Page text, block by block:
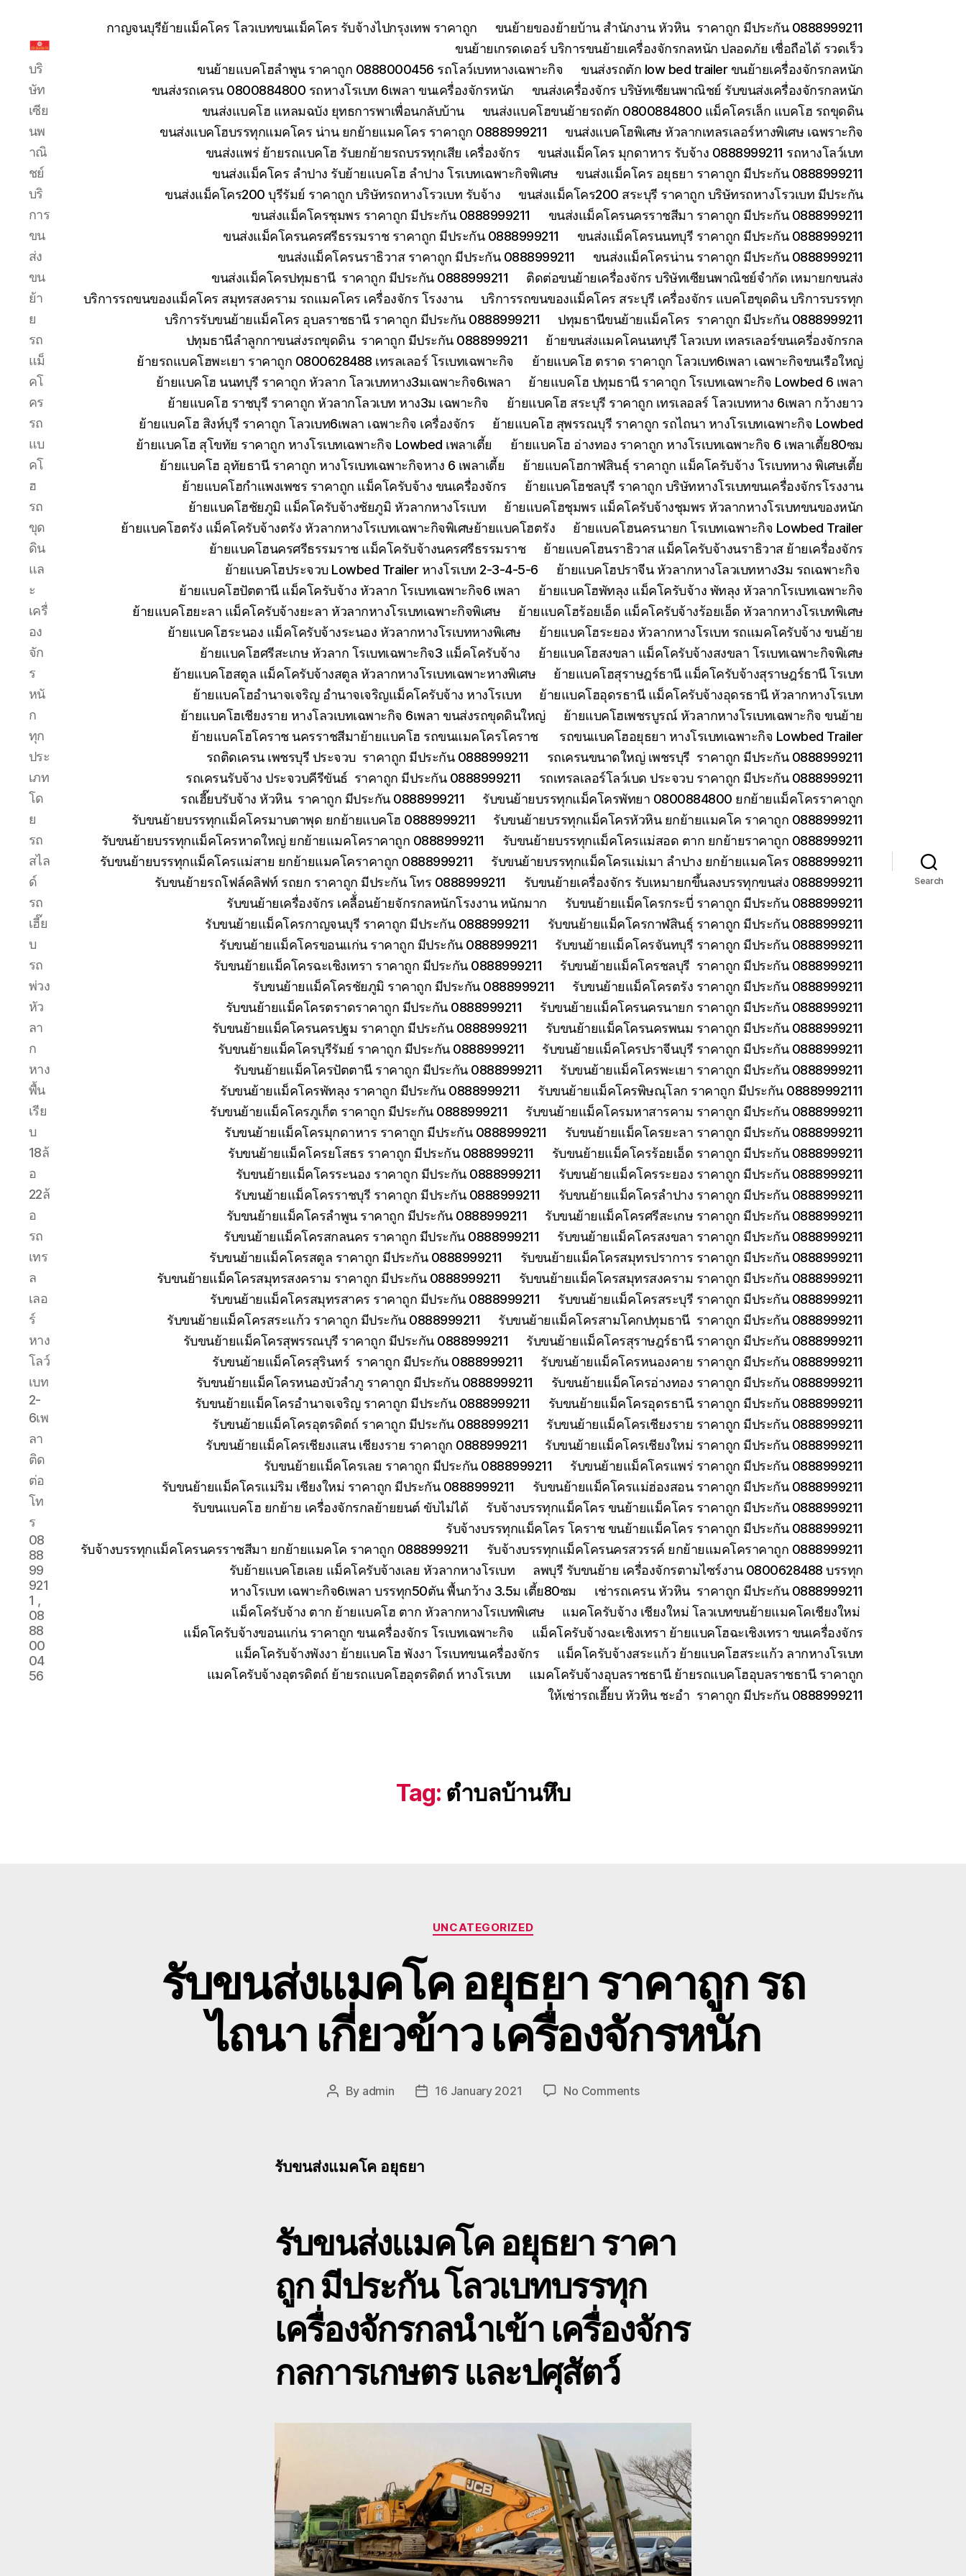
ขน
ย้าย
รถ
โฮ
ทั่ว
ประเทศ.com
บริ
ษัท
เซีย
นพ
าณิ
ชย์
บริ
การ
ขน
ส่ง
ขน
ย้า
ย
รถ
แม็
คโ
คร
รถ
แบ
คโ
ฮ
รถ
ขุด
ดิน
แล
ะ
เครื่
อง
จัก
ร
หนั
ก
ทุก
ประ
เภท
โด
ย
รถ
สไล
ด์
รถ
เฮี๊ย
บ
รถ
พ่วง
หัว
ลา
ก
หาง
พื้น
เรีย
บ
18ล้
อ
22ล้
อ
รถ
เทร
ล
เลอ
ร์
หาง
โลว์
เบท
2-
6เพ
ลา
ติด
ต่อ
โท
ร
08
88
99
921
1 ,
08
88
00
04
56
กาญจนบุรีย้ายแม็คโคร โลวเบทขนแม็คโคร รับจ้างไปกรุงเทพ ราคาถูก
ขนย้ายของย้ายบ้าน สำนักงาน หัวหิน ราคาถูก มีประกัน 0888999211
ขนย้ายเกรดเดอร์ บริการขนย้ายเครื่องจักรกลหนัก ปลอดภัย เชื่อถือได้ รวดเร็ว
ขนย้ายแบคโฮลำพูน ราคาถูก 0888000456 รถโลว์เบทหางเฉพาะกิจ
ขนส่งรถตัก low bed trailer ขนย้ายเครื่องจักรกลหนัก
ขนส่งรถเครน 0800884800 รถหางโรเบท 6เพลา ขนเครื่องจักรหนัก
ขนส่งเครื่องจักร บริษัทเซียนพาณิชย์ รับขนส่งเครื่องจักรกลหนัก
ขนส่งแบคโฮ แหลมฉบัง ยุทธการพาเพื่อนกลับบ้าน
ขนส่งแบคโฮขนย้ายรถตัก 0800884800 แม็คโครเล็ก แบคโฮ รถขุดดิน
ขนส่งแบคโฮบรรทุกแมคโคร น่าน ยกย้ายแมคโคร ราคาถูก 0888999211
ขนส่งแบคโฮพิเศษ หัวลากเทลรเลอร์หางพิเศษ เฉพราะกิจ
ขนส่งแพร่ ย้ายรถแบคโฮ รับยกย้ายรถบรรทุกเสีย เครื่องจักร
ขนส่งแม็คโคร มุกดาหาร รับจ้าง 0888999211 รถหางโลว์เบท
ขนส่งแม็คโคร ลำปาง รับย้ายแบคโฮ ลำปาง โรเบทเฉพาะกิจพิเศษ
ขนส่งแม็คโคร อยุธยา ราคาถูก มีประกัน 0888999211
ขนส่งแม็คโคร200 บุรีรัมย์ ราคาถูก บริษัทรถหางโรวเบท รับจ้าง
ขนส่งแม็คโคร200 สระบุรี ราคาถูก บริษัทรถหางโรวเบท มีประกัน
ขนส่งแม็คโครชุมพร ราคาถูก มีประกัน 0888999211
ขนส่งแม็คโครนครราชสีมา ราคาถูก มีประกัน 0888999211
ขนส่งแม็คโครนครศรีธรรมราช ราคาถูก มีประกัน 0888999211
ขนส่งแม็คโครนนทบุรี ราคาถูก มีประกัน 0888999211
ขนส่งแม็คโครนราธิวาส ราคาถูก มีประกัน 0888999211
ขนส่งแม็คโครน่าน ราคาถูก มีประกัน 0888999211
ขนส่งแม็คโครปทุมธานี ราคาถูก มีประกัน 0888999211
ติดต่อขนย้ายเครื่องจักร บริษัทเซียนพาณิชย์จำกัด เหมายกขนส่ง
บริการรถขนของแม็คโคร สมุทรสงคราม รถแมคโคร เครื่องจักร โรงงาน
บริการรถขนของแม็คโคร สระบุรี เครื่องจักร แบคโฮขุดดิน บริการบรรทุก
บริการรับขนย้ายแม็คโคร อุบลราชธานี ราคาถูก มีประกัน 0888999211
ปทุมธานีขนย้ายแม็คโคร ราคาถูก มีประกัน 0888999211
ปทุมธานีลำลูกกาขนส่งรถขุดดิน ราคาถูก มีประกัน 0888999211
ย้ายขนส่งแมคโคนนทบุรี โลวเบท เทลรเลอร์ขนเครี่องจักรกล
ย้ายรถแบคโฮพะเยา ราคาถูก 0800628488 เทรลเลอร์ โรเบทเฉพาะกิจ
ย้ายแบคโฮ ตราด ราคาถูก โลวเบท6เพลา เฉพาะกิจขนเรือใหญ่
ย้ายแบคโฮ นนทบุรี ราคาถูก หัวลาก โลวเบทหาง3มเฉพาะกิจ6เพลา
ย้ายแบคโฮ ปทุมธานี ราคาถูก โรเบทเฉพาะกิจ Lowbed 6 เพลา
ย้ายแบคโฮ ราชบุรี ราคาถูก หัวลากโลวเบท หาง3ม เฉพาะกิจ
ย้ายแบคโฮ สระบุรี ราคาถูก เทรเลอลร์ โลวเบทหาง 6เพลา กว้างยาว
ย้ายแบคโฮ สิงห์บุรี ราคาถูก โลวเบท6เพลา เฉพาะกิจ เครื่องจักร
ย้ายแบคโฮ สุพรรณบุรี ราคาถูก รถไถนา หางโรเบทเฉพาะกิจ Lowbed
ย้ายแบคโฮ สุโขทัย ราคาถูก หางโรเบทเฉพาะกิจ Lowbed เพลาเตี้ย
ย้ายแบคโฮ อ่างทอง ราคาถูก หางโรเบทเฉพาะกิจ 6 เพลาเตี้ย80ซม
ย้ายแบคโฮ อุทัยธานี ราคาถูก หางโรเบทเฉพาะกิจหาง 6 เพลาเตี้ย
ย้ายแบคโฮกาฬสินธุ์ ราคาถูก แม็คโครับจ้าง โรเบทหาง พิเศษเตี้ย
ย้ายแบคโฮกำแพงเพชร ราคาถูก แม็คโครับจ้าง ขนเครื่องจักร
ย้ายแบคโฮชลบุรี ราคาถูก บริษัทหางโรเบทขนเครื่องจักรโรงงาน
ย้ายแบคโฮชัยภูมิ แม็คโครับจ้างชัยภูมิ หัวลากหางโรเบท
ย้ายแบคโฮชุมพร แม็คโครับจ้างชุมพร หัวลากหางโรเบทขนของหนัก
ย้ายแบคโฮตรัง แม็คโครับจ้างตรัง หัวลากหางโรเบทเฉพาะกิจพิเศษย้ายแบคโฮตรัง
ย้ายแบคโฮนครนายก โรเบทเฉพาะกิจ Lowbed Trailer
ย้ายแบคโฮนครศรีธรรมราช แม็คโครับจ้างนครศรีธรรมราช
ย้ายแบคโฮนราธิวาส แม็คโครับจ้างนราธิวาส ย้ายเครื่องจักร
ย้ายแบคโฮประจวบ Lowbed Trailer หางโรเบท 2-3-4-5-6
ย้ายแบคโฮปราจีน หัวลากหางโลวเบทหาง3ม รถเฉพาะกิจ
ย้ายแบคโฮปัตตานี แม็คโครับจ้าง หัวลาก โรเบทเฉพาะกิจ6 เพลา
ย้ายแบคโฮพัทลุง แม็คโครับจ้าง พัทลุง หัวลากโรเบทเฉพาะกิจ
ย้ายแบคโฮยะลา แม็คโครับจ้างยะลา หัวลากหางโรเบทเฉพาะกิจพิเศษ
ย้ายแบคโฮร้อยเอ็ด แม็คโครับจ้างร้อยเอ็ด หัวลากหางโรเบทพิเศษ
ย้ายแบคโฮระนอง แม็คโครับจ้างระนอง หัวลากหางโรเบทหางพิเศษ
ย้ายแบคโฮระยอง หัวลากหางโรเบท รถแมคโครับจ้าง ขนย้าย
ย้ายแบคโฮศรีสะเกษ หัวลาก โรเบทเฉพาะกิจ3 แม็คโครับจ้าง
ย้ายแบคโฮสงขลา แม็คโครับจ้างสงขลา โรเบทเฉพาะกิจพิเศษ
ย้ายแบคโฮสตูล แม็คโครับจ้างสตูล หัวลากหางโรเบทเฉพาะหางพิเศษ
ย้ายแบคโฮสุราษฎร์ธานี แม็คโครับจ้างสุราษฎร์ธานี โรเบท
ย้ายแบคโฮอำนาจเจริญ อำนาจเจริญแม็คโครับจ้าง หางโรเบท
ย้ายแบคโฮอุดรธานี แม็คโครับจ้างอุดรธานี หัวลากหางโรเบท
ย้ายแบคโฮเชียงราย หางโลวเบทเฉพาะกิจ 6เพลา ขนส่งรถขุดดินใหญ่
ย้ายแบคโฮเพชรบูรณ์ หัวลากหางโรเบทเฉพาะกิจ ขนย้าย
ย้ายแบคโฮโคราช นครราชสีมาย้ายแบคโฮ รถขนแมคโครโคราช
รถขนแบคโฮอยุธยา หางโรเบทเฉพาะกิจ Lowbed Trailer
รถติดเครน เพชรบุรี ประจวบ ราคาถูก มีประกัน 0888999211
รถเครนขนาดใหญ่ เพชรบุรี ราคาถูก มีประกัน 0888999211
รถเครนรับจ้าง ประจวบคีรีขันธ์ ราคาถูก มีประกัน 0888999211
รถเทรลเลอร์โลว์เบด ประจวบ ราคาถูก มีประกัน 0888999211
รถเฮี๊ยบรับจ้าง หัวหิน ราคาถูก มีประกัน 0888999211
รับขนย้ายบรรทุกแม็คโครพัทยา 0800884800 ยกย้ายแม็คโครราคาถูก
รับขนย้ายบรรทุกแม็คโครมาบตาพุด ยกย้ายแบคโฮ 0888999211
รับขนย้ายบรรทุกแม็คโครหัวหิน ยกย้ายแมคโค ราคาถูก 0888999211
รับขนย้ายบรรทุกแม็คโครหาดใหญ่ ยกย้ายแมคโคราคาถูก 0888999211
รับขนย้ายบรรทุกแม็คโครแม่สอด ตาก ยกย้ายราคาถูก 0888999211
รับขนย้ายบรรทุกแม็คโครแม่สาย ยกย้ายแมคโคราคาถูก 0888999211
รับขนย้ายบรรทุกแม็คโครแม่เมา ลำปาง ยกย้ายแมคโคร 0888999211
รับขนย้ายรถโฟล์คลิฟท์ รถยก ราคาถูก มีประกัน โทร 0888999211
รับขนย้ายเครื่องจักร รับเหมายกขึ้นลงบรรทุกขนส่ง 0888999211
รับขนย้ายเครื่องจักร เคลื้่อนย้ายจักรกลหนักโรงงาน หนักมาก
รับขนย้ายแม็คโครกระบี่ ราคาถูก มีประกัน 0888999211
รับขนย้ายแม็คโครกาญจนบุรี ราคาถูก มีประกัน 0888999211
รับขนย้ายแม็คโครกาฬสินธุ์ ราคาถูก มีประกัน 0888999211
รับขนย้ายแม็คโครขอนแก่น ราคาถูก มีประกัน 0888999211
รับขนย้ายแม็คโครจันทบุรี ราคาถูก มีประกัน 0888999211
รับขนย้ายแม็คโครฉะเชิงเทรา ราคาถูก มีประกัน 0888999211
รับขนย้ายแม็คโครชลบุรี ราคาถูก มีประกัน 0888999211
รับขนย้ายแม็คโครชัยภูมิ ราคาถูก มีประกัน 0888999211
รับขนย้ายแม็คโครตรัง ราคาถูก มีประกัน 0888999211
รับขนย้ายแม็คโครตราดราคาถูก มีประกัน 0888999211
รับขนย้ายแม็คโครนครนายก ราคาถูก มีประกัน 0888999211
รับขนย้ายแม็คโครนครปฐม ราคาถูก มีประกัน 0888999211
รับขนย้ายแม็คโครนครพนม ราคาถูก มีประกัน 0888999211
รับขนย้ายแม็คโครบุรีรัมย์ ราคาถูก มีประกัน 0888999211
รับขนย้ายแม็คโครปราจีนบุรี ราคาถูก มีประกัน 0888999211
รับขนย้ายแม็คโครปัตตานี ราคาถูก มีประกัน 0888999211
รับขนย้ายแม็คโครพะเยา ราคาถูก มีประกัน 0888999211
รับขนย้ายแม็คโครพัทลุง ราคาถูก มีประกัน 0888999211
รับขนย้ายแม็คโครพิษณุโลก ราคาถูก มีประกัน 08889992111
รับขนย้ายแม็คโครภูเก็ต ราคาถูก มีประกัน 0888999211
รับขนย้ายแม็คโครมหาสารคาม ราคาถูก มีประกัน 0888999211
รับขนย้ายแม็คโครมุกดาหาร ราคาถูก มีประกัน 0888999211
รับขนย้ายแม็คโครยะลา ราคาถูก มีประกัน 0888999211
รับขนย้ายแม็คโครยโสธร ราคาถูก มีประกัน 0888999211
รับขนย้ายแม็คโครร้อยเอ็ด ราคาถูก มีประกัน 0888999211
รับขนย้ายแม็คโครระนอง ราคาถูก มีประกัน 0888999211
รับขนย้ายแม็คโครระยอง ราคาถูก มีประกัน 0888999211
รับขนย้ายแม็คโครราชบุรี ราคาถูก มีประกัน 0888999211
รับขนย้ายแม็คโครลำปาง ราคาถูก มีประกัน 0888999211
รับขนย้ายแม็คโครลำพูน ราคาถูก มีประกัน 0888999211
รับขนย้ายแม็คโครศรีสะเกษ ราคาถูก มีประกัน 0888999211
รับขนย้ายแม็คโครสกลนคร ราคาถูก มีประกัน 0888999211
รับขนย้ายแม็คโครสงขลา ราคาถูก มีประกัน 0888999211
รับขนย้ายแม็คโครสตูล ราคาถูก มีประกัน 0888999211
รับขนย้ายแม็คโครสมุทรปราการ ราคาถูก มีประกัน 0888999211
รับขนย้ายแม็คโครสมุทรสงคราม ราคาถูก มีประกัน 0888999211
รับขนย้ายแม็คโครสมุทรสงคราม ราคาถูก มีประกัน 0888999211
รับขนย้ายแม็คโครสมุทรสาคร ราคาถูก มีประกัน 0888999211
รับขนย้ายแม็คโครสระบุรี ราคาถูก มีประกัน 0888999211
รับขนย้ายแม็คโครสระแก้ว ราคาถูก มีประกัน 0888999211
รับขนย้ายแม็คโครสามโคกปทุมธานี ราคาถูก มีประกัน 0888999211
รับขนย้ายแม็คโครสุพรรณบุรี ราคาถูก มีประกัน 0888999211
รับขนย้ายแม็คโครสุราษฎร์ธานี ราคาถูก มีประกัน 0888999211
รับขนย้ายแม็คโครสุรินทร์ ราคาถูก มีประกัน 0888999211
รับขนย้ายแม็คโครหนองคาย ราคาถูก มีประกัน 0888999211
รับขนย้ายแม็คโครหนองบัวลำภู ราคาถูก มีประกัน 0888999211
รับขนย้ายแม็คโครอ่างทอง ราคาถูก มีประกัน 0888999211
รับขนย้ายแม็คโครอำนาจเจริญ ราคาถูก มีประกัน 0888999211
รับขนย้ายแม็คโครอุดรธานี ราคาถูก มีประกัน 0888999211
รับขนย้ายแม็คโครอุตรดิตถ์ ราคาถูก มีประกัน 0888999211
รับขนย้ายแม็คโครเชียงราย ราคาถูก มีประกัน 0888999211
รับขนย้ายแม็คโครเชียงแสน เชียงราย ราคาถูก 0888999211
รับขนย้ายแม็คโครเชียงใหม่ ราคาถูก มีประกัน 0888999211
รับขนย้ายแม็คโครเลย ราคาถูก มีประกัน 0888999211
รับขนย้ายแม็คโครแพร่ ราคาถูก มีประกัน 0888999211
รับขนย้ายแม็คโครแม่ริม เชียงใหม่ ราคาถูก มีประกัน 0888999211
รับขนย้ายแม็คโครแม่ฮ่องสอน ราคาถูก มีประกัน 0888999211
รับขนแบคโฮ ยกย้าย เครื่องจักรกลย้ายยนต์ ขับไม่ได้
รับจ้างบรรทุกแม็คโคร ขนย้ายแม็คโคร ราคาถูก มีประกัน 0888999211
รับจ้างบรรทุกแม็คโคร โคราช ขนย้ายแม็คโคร ราคาถูก มีประกัน 0888999211
รับจ้างบรรทุกแม็คโครนครราชสีมา ยกย้ายแมคโค ราคาถูก 0888999211
รับจ้างบรรทุกแม็คโครนครสวรรค์ ยกย้ายแมคโคราคาถูก 0888999211
รับย้ายแบคโฮเลย แม็คโครับจ้างเลย หัวลากหางโรเบท
ลพบุรี รับขนย้าย เครื่องจักรตามไซร์งาน 0800628488 บรรทุก
หางโรเบท เฉพาะกิจ6เพลา บรรทุก50ตัน พื้นกว้าง 3.5ม เตี้ย80ซม
เช่ารถเครน หัวหิน ราคาถูก มีประกัน 0888999211
แม็คโครับจ้าง ตาก ย้ายแบคโฮ ตาก หัวลากหางโรเบทพิเศษ
แมคโครับจ้าง เชียงใหม่ โลวเบทขนย้ายแมคโคเชียงใหม่
แม็คโครับจ้างขอนแก่น ราคาถูก ขนเครื่องจักร โรเบทเฉพาะกิจ
แม็คโครับจ้างฉะเชิงเทรา ย้ายแบคโฮฉะเชิงเทรา ขนเครื่องจักร
แม็คโครับจ้างพังงา ย้ายแบคโฮ พังงา โรเบทขนเครื่องจักร
แม็คโครับจ้างสระแก้ว ย้ายแบคโฮสระแก้ว ลากหางโรเบท
แมคโครับจ้างอุตรดิตถ์ ย้ายรถแบคโฮอุตรดิตถ์ หางโรเบท
แมคโครับจ้างอุบลราชธานี ย้ายรถแบคโฮอุบลราชธานี ราคาถูก
ให้เช่ารถเฮี๊ยบ หัวหิน ชะอำ ราคาถูก มีประกัน 0888999211
Search
Tag: ตำบลบ้านหึบ
Categories
UNCATEGORIZED
รับขนส่งแมคโค อยุธยา ราคาถูก รถ
ไถนา เกี่ยวข้าว เครื่องจักรหนัก
Post
By admin
Post16 January 2021 No Commentson
รถ
เกี่ยว
ข้าว
เครื่องจักร
หนัก
รับขนส่งแมคโค อยุธยา
รับขนส่งแมคโค อยุธยาราคา
ถูก มีประกัน โลวเบทบรรทุก
เครื่องจักรกลนำเข้า เครื่องจักร
กลการเกษตร และปศุสัตว์